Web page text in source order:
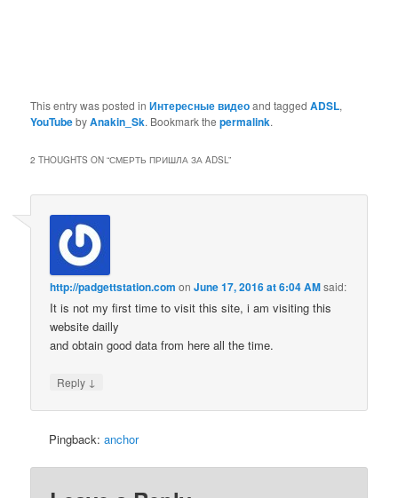
This entry was posted inИнтересные видеоand taggedADSL,
YouTubebyAnakin_Sk. Bookmark thepermalink.
2 THOUGHTS ON “СМЕРТЬ ПРИШЛА ЗА ADSL”
http://padgettstation.com onJune 17, 2016 at 6:04 AMsaid:
It is not my first time to visit this site, i am visiting this
website dailly
and obtain good data from here all the time.
Reply ↓
Pingback:anchor